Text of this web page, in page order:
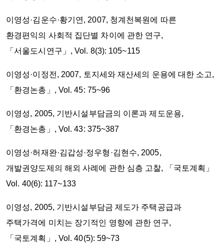
이영성·김운수·황기연, 2007, 청계천복원에 따른
환경편익의 사회적 집단별 차이에 관한 연구,
「서울도시연구」, Vol. 8(3): 105~115
이영성·이정전, 2007, 토지세와 재산세의 운용에 대한 소고,
「환경논총」, Vol. 45: 75~96
이영성, 2005, 기반시설부담금의 이론과 제도운용,
「환경논총」, Vol. 43: 375~387
이영성·허재완·김갑성·정우형·김현수, 2005,
개발권양도제의 해외 사례에 관한 심층 고찰, 「국토계획」
Vol. 40(6): 117~133
이영성, 2005, 기반시설부담금 제도가 주택공급과
주택가격에 미치는 장기적인 영향에 관한 연구,
「국토계획」, Vol. 40(5): 59~73